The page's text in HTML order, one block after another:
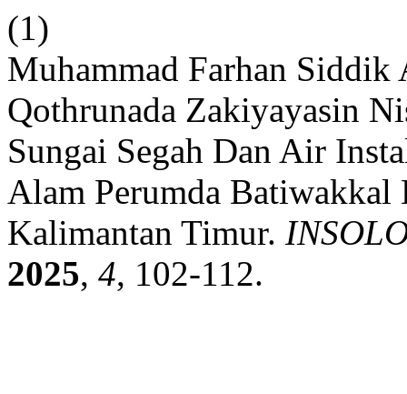
(1)
Muhammad Farhan
Qothrunada Zakiyayasin
Sungai Segah Dan Air
Alam Perumda Batiwakkal
Kalimantan Timur.
2025, 4, 102-112.